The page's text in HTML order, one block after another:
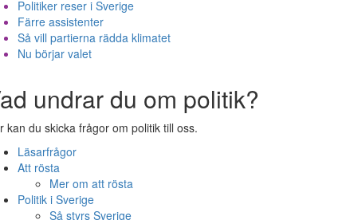
Politiker reser i Sverige
Färre assistenter
Så vill partierna rädda klimatet
Nu börjar valet
undrar du om politik?
kan du skicka frågor om politik till oss.
Läsarfrågor
Att rösta
Mer om att rösta
Politik i Sverige
Så styrs Sverige